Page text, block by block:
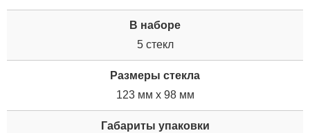
В наборе
5 стекл
Размеры стекла
123 мм х 98 мм
Габариты упаковки